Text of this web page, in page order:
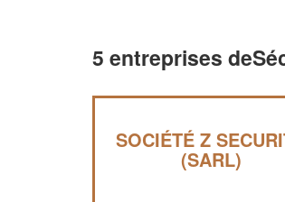
5 entreprises
SOCIÉTÉ Z
(SARL)